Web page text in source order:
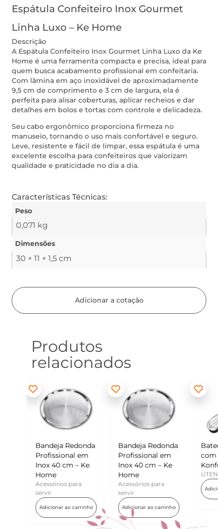
Espátula Confeiteiro Inox Gourmet
Linha Luxo – Ke Home
Descrição
A Espátula Confeiteiro Inox Gourmet Linha Luxo da Ke
Home é uma ferramenta compacta e precisa, ideal para
quem busca acabamento profissional em confeitaria.
Com lâmina em aço inoxidável de aproximadamente
9,5 cm de comprimento e 3 cm de largura, ela é
perfeita para alisar coberturas, aplicar recheios e dar
detalhes em bolos e tortas com controle e delicadeza.
Seu cabo ergonômico proporciona firmeza no
manuseio, tornando o uso mais confortável e seguro.
Leve, resistente e fácil de limpar, essa espátula é uma
excelente escolha para confeiteiros que valorizam
qualidade e praticidade no dia a dia.
Características Técnicas:
Peso
0,071 kg
Dimensões
30 × 11 × 1,5 cm
Adicionar a cotação
Produtos
relacionados
Bandeja Redonda
Profissional em
Inox 40 cm – Ke
Home
Acessórios para
Adicionar ao carrinho
Batedor de Ovos
com Raspador –
Konfektt
UTENSÍLIOS
Adicionar ao carrinho